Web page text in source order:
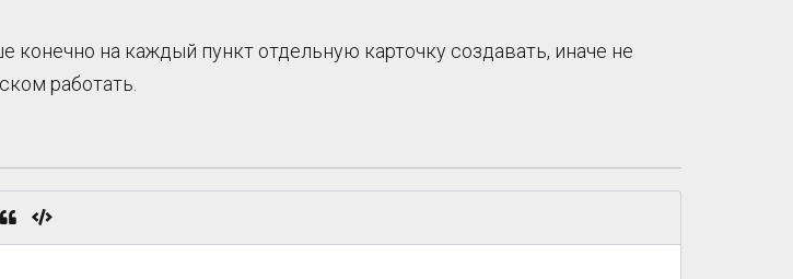
конечно на каждый пункт отдельную карточку создавать, иначе не
работать.